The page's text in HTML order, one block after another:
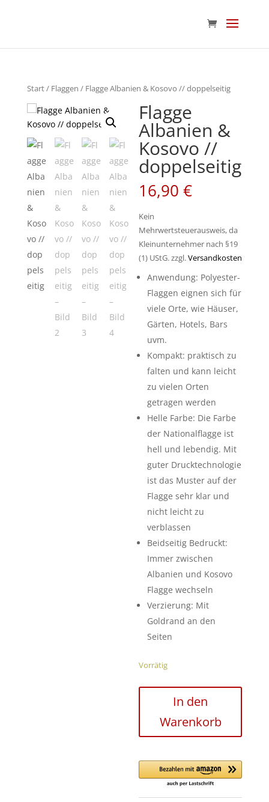
Start/ Flaggen / Flagge Albanien & Kosovo // doppelseitig
Flagge
Albanien &
Kosovo //
doppelseitig
16,90€
Kein
Mehrwertsteuerausweis, da
Kleinunternehmer nach §19
(1) UStG.zzgl.Versandkosten
Anwendung: Polyester-
Flaggen eignen sich für
viele Orte, wie Häuser,
Gärten, Hotels, Bars
uvm.
Kompakt: praktisch zu
falten und kann leicht
zu vielen Orten
getragen werden
Helle Farbe: Die Farbe
der Nationalflagge ist
hell und lebendig. Mit
guter Drucktechnologie
ist das Muster auf der
Flagge sehr klar und
nicht leicht zu
verblassen
Beidseitig Bedruckt:
Immer zwischen
Albanien und Kosovo
Flagge wechseln
Verzierung: Mit
Goldrand an den
Seiten
Vorrätig
Albanien
Kosovo
doppelseitig
Menge
In den
Warenkorb